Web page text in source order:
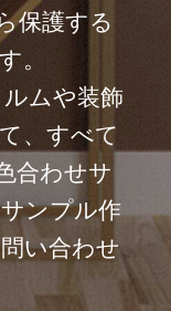
保護する
。
ムや装飾
、すべて
合わせサ
ンプル作
い合わせ